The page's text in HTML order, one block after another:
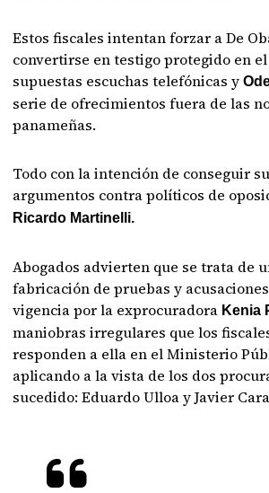
Estos fiscales intentan forzar a De
convertirse en testigo protegido en el
supuestas escuchas telefónicas y
serie de ofrecimientos fuera de las
panameñas.
Todo con la intención de conseguir
argumentos contra políticos de
Ricardo Martinelli.
Abogados advierten que se trata de
fabricación de pruebas y
vigencia por la exprocuradora Kenia
maniobras irregulares que los
responden a ella en el Ministerio
aplicando a la vista de los dos
sucedido: Eduardo Ulloa y Javier